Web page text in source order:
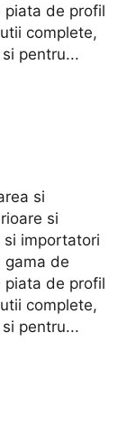
piata de profil
complete,
pentru...
si
si
importatori
gama de
piata de profil
complete,
pentru...